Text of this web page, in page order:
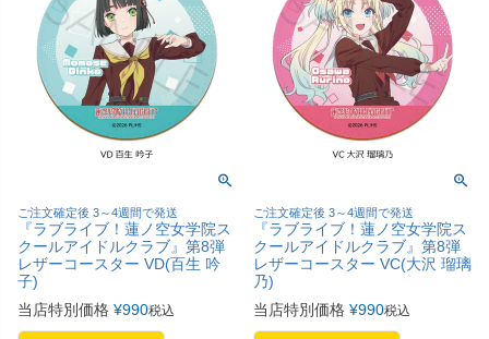
ご注文確定後 3～4週間で発送
『ラブライブ！蓮ノ空女学院ス
クールアイドルクラブ』第8弾
レザーコースター VD(百生 吟
子)
当店特別価格 ¥990税込
ご注文確定後 3～4週間で発送
『ラブライブ！蓮ノ空女学院ス
クールアイドルクラブ』第8弾
レザーコースター VC(大沢 瑠璃
乃)
当店特別価格 ¥990税込